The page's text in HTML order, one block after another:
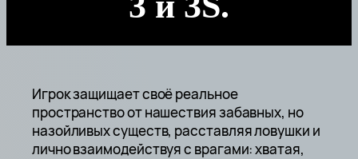
Игрок защищает своё реальное
пространство от нашествия забавных, но
назойливых существ, расставляя ловушки и
лично взаимодействуя с врагами: хватая,